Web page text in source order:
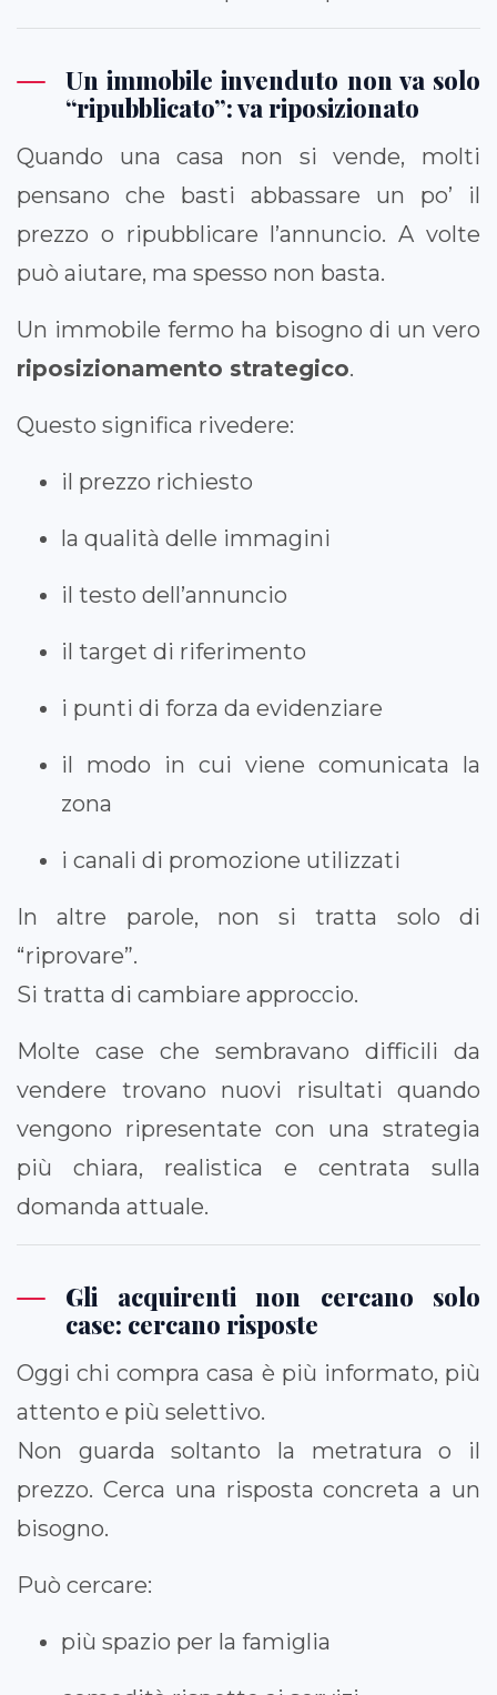
Un immobile invenduto non va solo
“ripubblicato”: va riposizionato
Quando una casa non si vende, molti
pensano che basti abbassare un po’ il
prezzo o ripubblicare l’annuncio. A volte
può aiutare, ma spesso non basta.
Un immobile fermo ha bisogno di un vero
riposizionamento strategico.
Questo significa rivedere:
il prezzo richiesto
la qualità delle immagini
il testo dell’annuncio
il target di riferimento
i punti di forza da evidenziare
il modo in cui viene comunicata la
zona
i canali di promozione utilizzati
In altre parole, non si tratta solo di
“riprovare”.
Si tratta di cambiare approccio.
Molte case che sembravano difficili da
vendere trovano nuovi risultati quando
vengono ripresentate con una strategia
più chiara, realistica e centrata sulla
domanda attuale.
Gli acquirenti non cercano solo
case: cercano risposte
Oggi chi compra casa è più informato, più
attento e più selettivo.
Non guarda soltanto la metratura o il
prezzo. Cerca una risposta concreta a un
bisogno.
Può cercare:
più spazio per la famiglia